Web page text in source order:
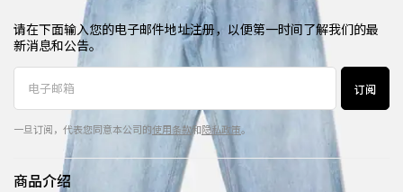
请在下面输入您的电子邮件地址注册，以便第一时间了解我们的最
新消息和公告。
订阅
一旦订阅，代表您同意本公司的使用条款和隐私政策。
商品介绍